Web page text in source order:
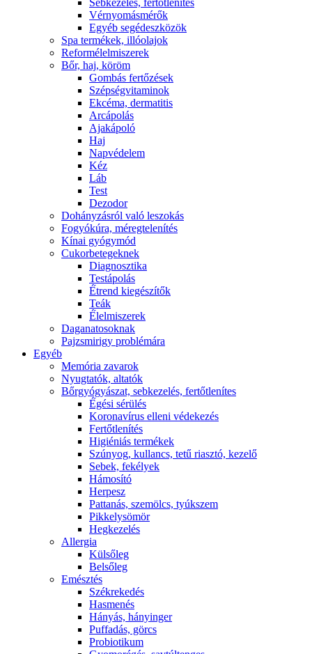
Sebkezelés, fertőtlenítés
Vérnyomásmérők
Egyéb segédeszközök
Spa termékek, illóolajok
Reformélelmiszerek
Bőr, haj, köröm
Gombás fertőzések
Szépségvitaminok
Ekcéma, dermatitis
Arcápolás
Ajakápoló
Haj
Napvédelem
Kéz
Láb
Test
Dezodor
Dohányzásról való leszokás
Fogyókúra, méregtelenítés
Kínai gyógymód
Cukorbetegeknek
Diagnosztika
Testápolás
É́trend kiegészítők
Teák
É́lelmiszerek
Daganatosoknak
Pajzsmirigy problémára
Egyéb
Memória zavarok
Nyugtatók, altatók
Bőrgyógyászat, sebkezelés, fertőtlenítes
É́gési sérülés
Koronavírus elleni védekezés
Fertőtlenítés
Higiéniás termékek
Szúnyog, kullancs, tetű riasztó, kezelő
Sebek, fekélyek
Hámosító
Herpesz
Pattanás, szemölcs, tyúkszem
Pikkelysömör
Hegkezelés
Allergia
Külsőleg
Belsőleg
Emésztés
Székrekedés
Hasmenés
Hányás, hányinger
Puffadás, görcs
Probiotikum